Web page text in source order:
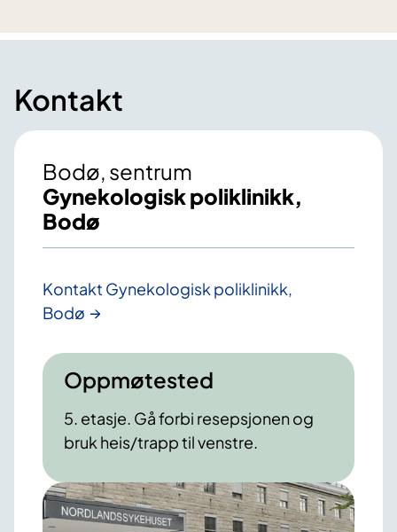
Kontakt
Bodø, sentrum
Gynekologisk poliklinikk,
Bodø
Kontakt Gynekologisk poliklinikk,
Bodø
Oppmøtested
5. etasje. Gå forbi resepsjonen og
bruk heis/trapp til venstre.